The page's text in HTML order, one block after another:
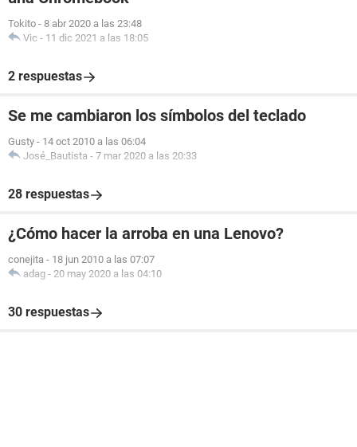
Tokito - 8 abr 2020 a las 23:48
Vic - 11 dic 2021 a las 18:05
2 respuestas
Se me cambiaron los símbolos del teclado
Gusty - 14 oct 2010 a las 06:04
José_Bautista - 7 mar 2020 a las 20:33
28 respuestas
¿Cómo hacer la arroba en una Lenovo?
conejita - 18 jun 2010 a las 07:07
adag - 20 may 2020 a las 04:10
30 respuestas